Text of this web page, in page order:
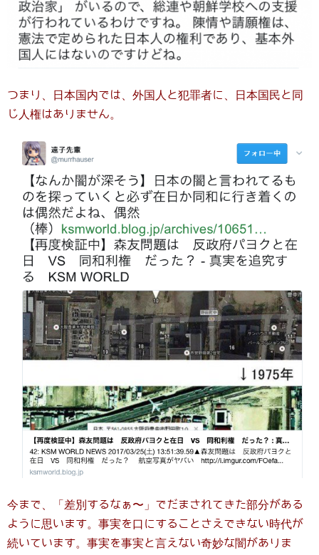
つまり、日本国内では、外国人と犯罪者に、日本国民と同
じ人権はありません。
今まで、「差別するなぁ〜」でだまされてきた部分がある
ように思います。事実を口にすることさえできない時代が
続いています。事実を事実と言えない奇妙な闇がありま